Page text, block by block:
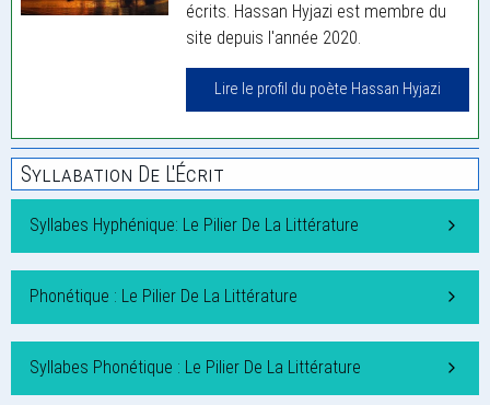
écrits. Hassan Hyjazi est membre du
site depuis l'année 2020.
Lire le profil du poète Hassan Hyjazi
Syllabation De L'Écrit
Syllabes Hyphénique: Le Pilier De La Littérature
Phonétique : Le Pilier De La Littérature
Syllabes Phonétique : Le Pilier De La Littérature